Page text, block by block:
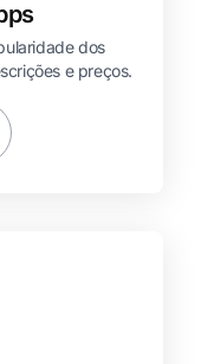
dos
e preços.